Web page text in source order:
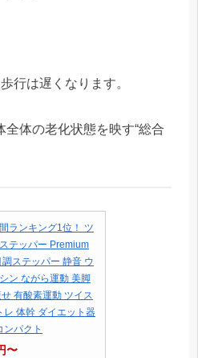
行は遅くなります。
体の老化状態を映す“総合
ランキング1位！ ツ
テッパー Premium
ステッパー 静音 ウ
ン ながら運動 美脚
有酸素運動 ツイス
レ 体幹 ダイエット器
ンパクト
〜